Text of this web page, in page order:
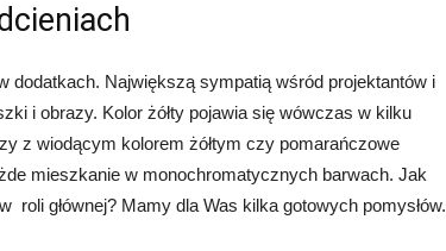
dodatkach. Największą sympatią wśród projektantów i
i obrazy. Kolor żółty pojawia się wówczas w kilku
z wiodącym kolorem żółtym czy pomarańczowe
mieszkanie w monochromatycznych barwach. Jak
roli głównej? Mamy dla Was kilka gotowych pomysłów.